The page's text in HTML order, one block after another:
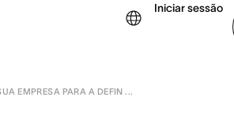
Iniciar sessão
Falar com Vendas Veja uma demonstração
EMPRESA PARA A DEFIN ...